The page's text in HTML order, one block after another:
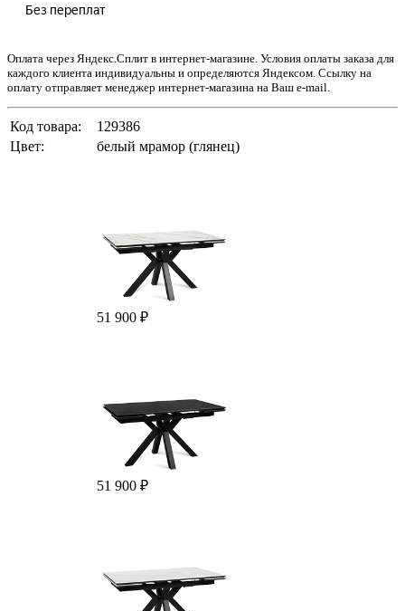
Оплата через Яндекс.Сплит в интернет-магазине. Условия оплаты заказа для
каждого клиента индивидуальны и определяются Яндексом. Ссылку на
оплату отправляет менеджер интернет-магазина на Ваш e-mail.
Код товара:
129386
Цвет:
белый мрамор (глянец)
51 900 ₽
51 900 ₽